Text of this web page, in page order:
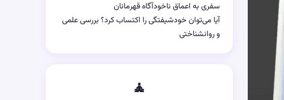
سفری به اعماق ناخودآگاه قهرمانان
آیا می‌توان خودشیفتگی را اکتساب کرد؟ بررسی علمی
و روانشناختی
🧘